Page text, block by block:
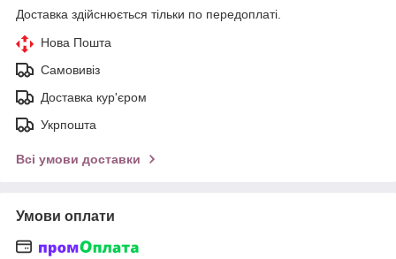
Доставка здійснюється тільки по передоплаті.
Нова Пошта
Самовивіз
Доставка кур'єром
Укрпошта
Всі умови доставки
Умови оплати